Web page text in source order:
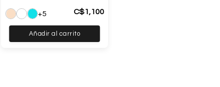
Añadir al carrito
+5 C$1,100